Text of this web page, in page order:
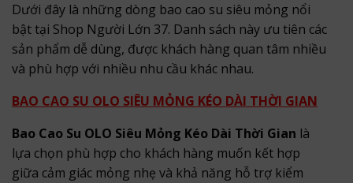
Dưới đây là những dòng bao cao su siêu mỏng nổi
bật tại Shop Người Lớn 37. Danh sách này ưu tiên các
sản phẩm dễ dùng, được khách hàng quan tâm nhiều
và phù hợp với nhiều nhu cầu khác nhau.
BAO CAO SU OLO SIÊU MỎNG KÉO DÀI THỜI GIAN
Bao Cao Su OLO Siêu Mỏng Kéo Dài Thời Gian là
lựa chọn phù hợp cho khách hàng muốn kết hợp
giữa cảm giác mỏng nhẹ và khả năng hỗ trợ kiểm